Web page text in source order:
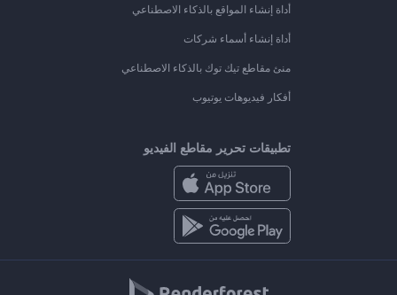
أداة إنشاء المواقع بالذكاء الاصطناعي
أداة إنشاء أسماء شركات
منئ مقاطع تيك توك بالذكاء الاصطناعي
أفكار فيديوهات يوتيوب
تطبيقات تحرير مقاطع الفيديو